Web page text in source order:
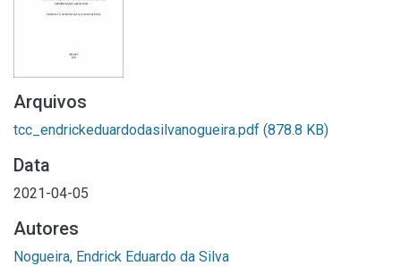
Arquivos
tcc_endrickeduardodasilvanogueira.pdf (878.8 KB)
Data
2021-04-05
Autores
Nogueira, Endrick Eduardo da Silva